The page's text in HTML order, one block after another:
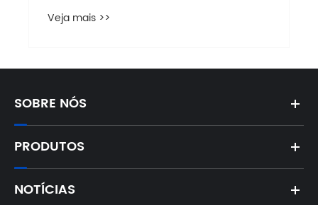
Veja mais >>
SOBRE NÓS
PRODUTOS
NOTÍCIAS